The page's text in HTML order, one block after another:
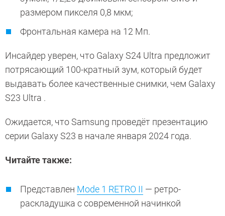
размером пикселя 0,8 мкм;
Фронтальная камера на 12 Мп.
Инсайдер уверен, что Galaxy S24 Ultra предложит
потрясающий 100-кратный зум, который будет
выдавать более качественные снимки, чем Galaxy
S23 Ultra .
Ожидается, что Samsung проведёт презентацию
серии Galaxy S23 в начале января 2024 года.
Читайте также:
Представлен Mode 1 RETRO II — ретро-
раскладушка с современной начинкой